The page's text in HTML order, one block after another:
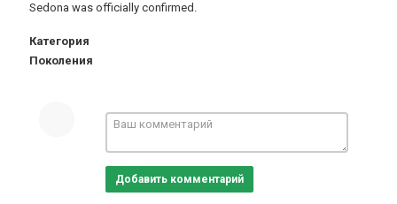
Sedona was officially confirmed.
Категория
Поколения
Добавить комментарий